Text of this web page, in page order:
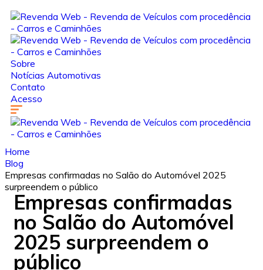
Sobre
Notícias Automotivas
Contato
Acesso
Home
Blog
Empresas confirmadas no Salão do Automóvel 2025
surpreendem o público
Empresas confirmadas
no Salão do Automóvel
2025 surpreendem o
público